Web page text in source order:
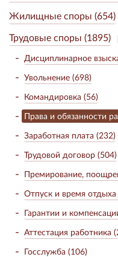
Жилищные споры (654)
Трудовые споры (1895)
Дисциплинарное
Увольнение (698)
Командировка (56)
Права и обязанности
Заработная плата (232)
Трудовой договор (504)
Премирование,
Отпуск и время отдыха
Гарантии и
Аттестация работника
Госслужба (106)